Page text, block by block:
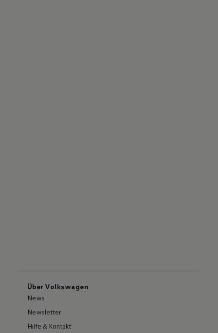
Über Volkswagen
News
Newsletter
Hilfe & Kontakt